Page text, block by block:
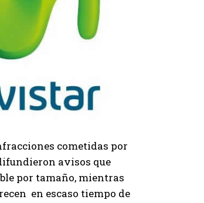
cometidas por
avisos que
por tamaño, mientras
en escaso tiempo de